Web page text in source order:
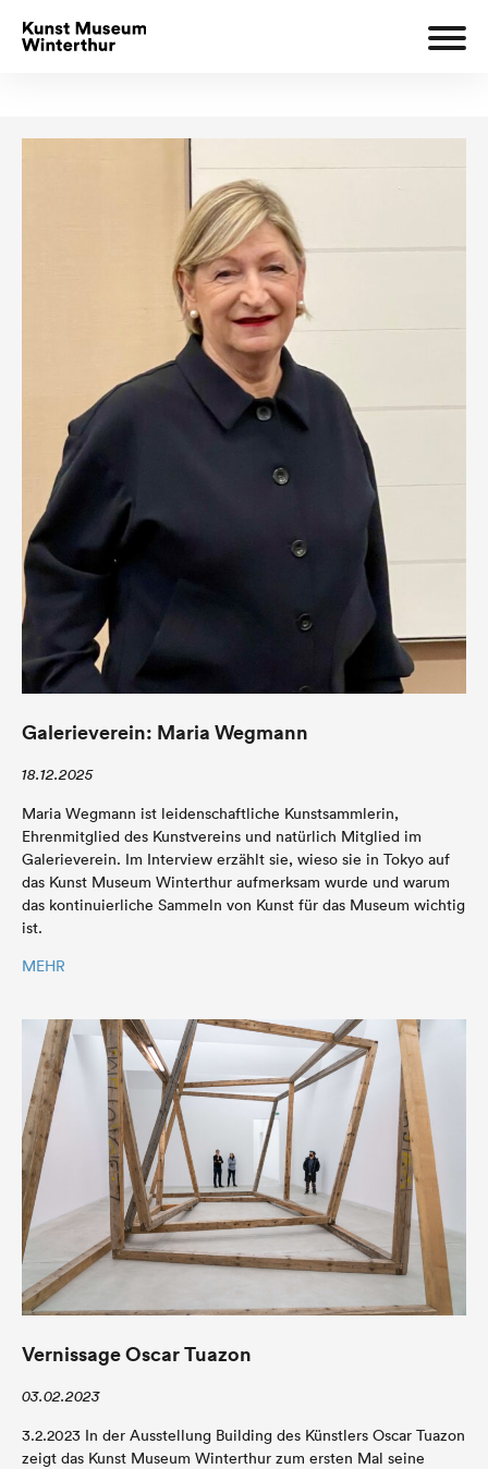
Galerieverein: Maria Wegmann
18.12.2025
Maria Wegmann ist leidenschaftliche Kunstsammlerin,
Ehrenmitglied des Kunstvereins und natürlich Mitglied im
Galerieverein. Im Interview erzählt sie, wieso sie in Tokyo auf
das Kunst Museum Winterthur aufmerksam wurde und warum
das kontinuierliche Sammeln von Kunst für das Museum wichtig
ist.
MEHR
Vernissage Oscar Tuazon
03.02.2023
3.2.2023 In der Ausstellung Building des Künstlers Oscar Tuazon
zeigt das Kunst Museum Winterthur zum ersten Mal seine